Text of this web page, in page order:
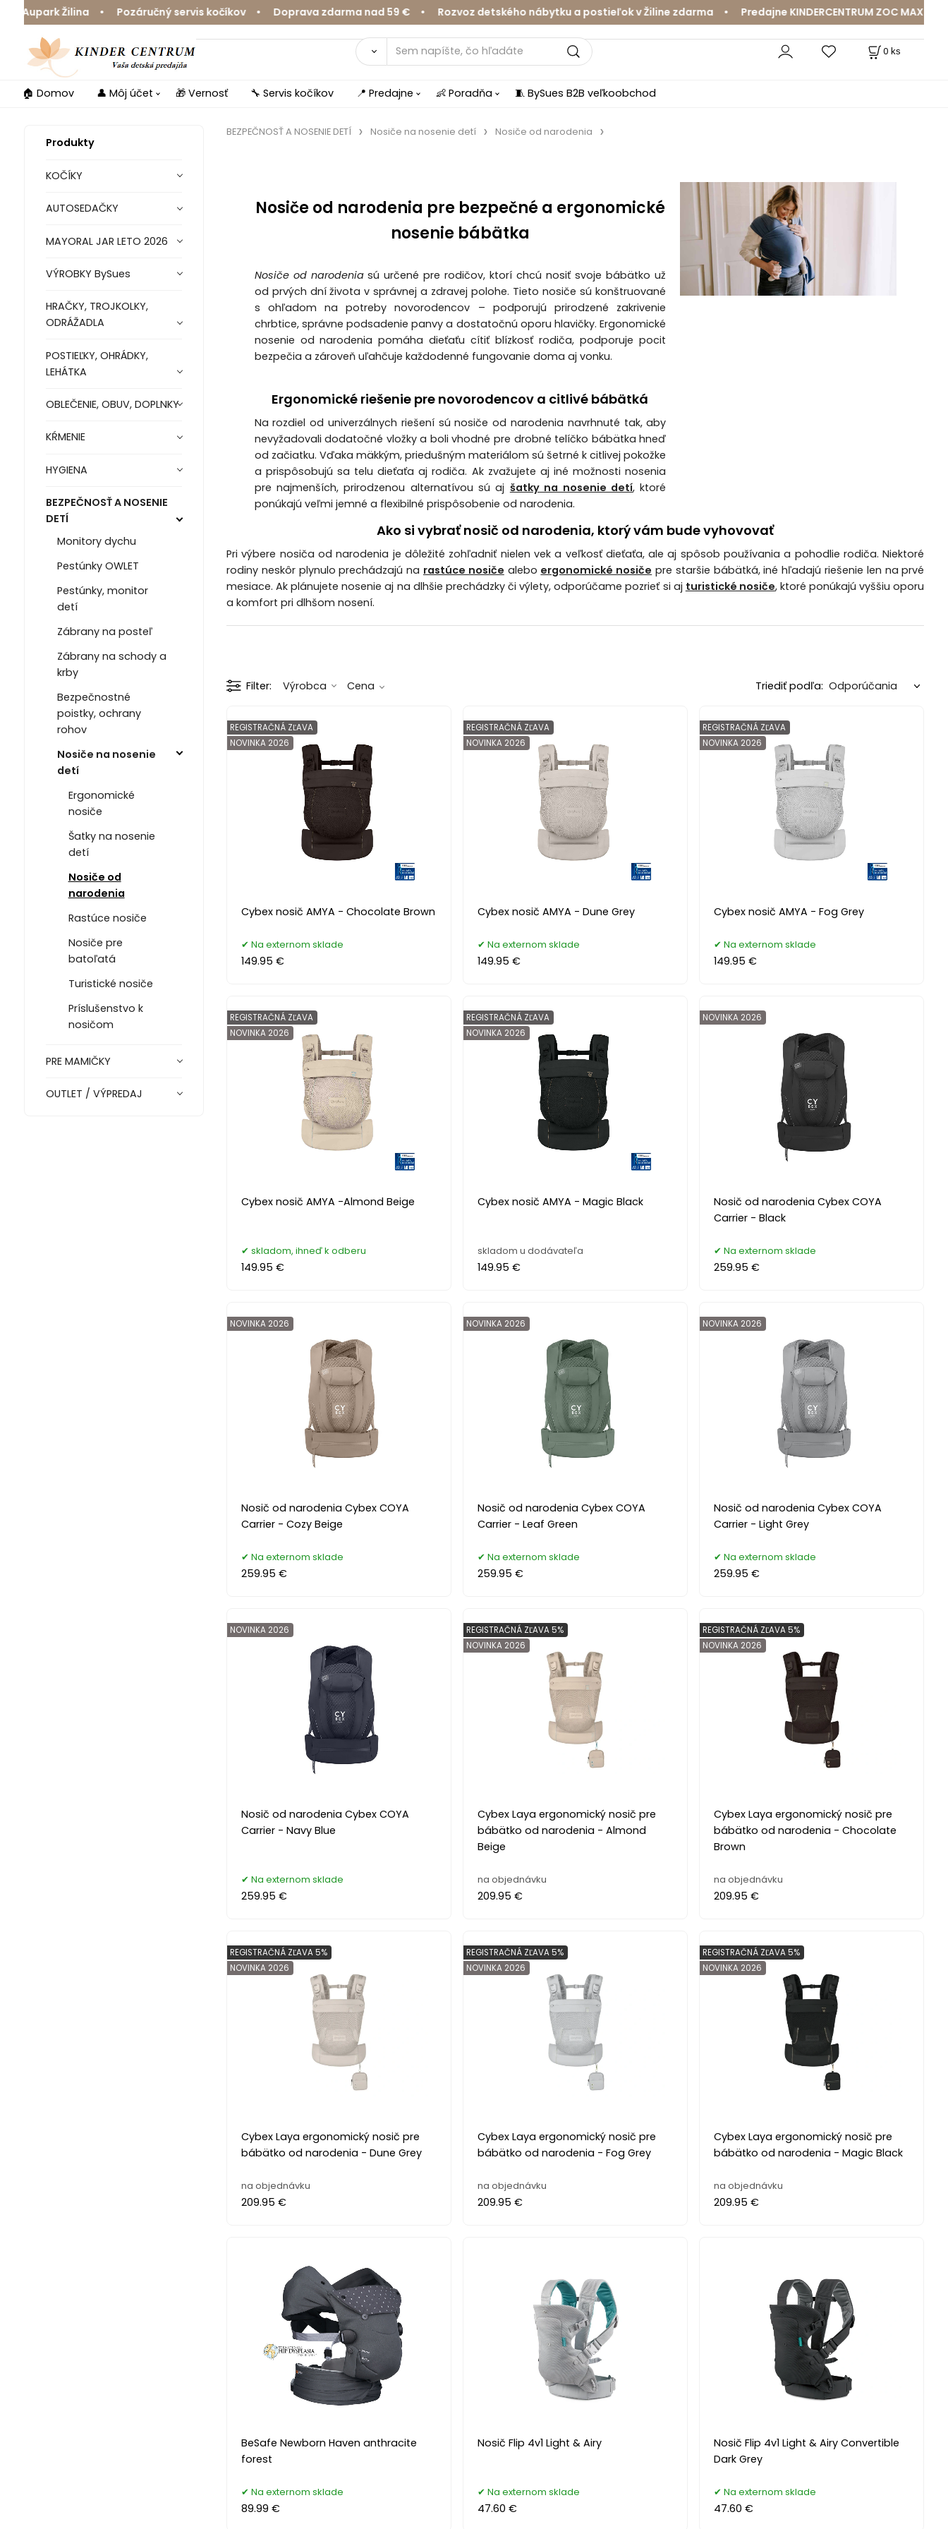
Žilina • Pozáručný servis kočíkov • Doprava zdarma nad 59 € • Rozvoz detského nábytku a postieľok v Žiline zdarma • Predajne KINDERCENTRUM ZOC MAX a
0 ks
🏠 Domov 👤 Môj účet 🎁 Vernosť 🔧 Servis kočíkov 📍 Predajne 👶 Poradňa 🧵 BySues B2B veľkoobchod
Produkty
KOČÍKY
AUTOSEDAČKY
MAYORAL JAR LETO 2026
VÝROBKY BySues
HRAČKY, TROJKOLKY,
ODRÁŽADLA
POSTIEĽKY, OHRÁDKY,
LEHÁTKA
OBLEČENIE, OBUV, DOPLNKY
KŔMENIE
HYGIENA
BEZPEČNOSŤ A NOSENIE
DETÍ
Monitory dychu
Pestúnky OWLET
Pestúnky, monitor
detí
Zábrany na posteľ
Zábrany na schody a
krby
Bezpečnostné
poistky, ochrany
rohov
Nosiče na nosenie
detí
Ergonomické
nosiče
Šatky na nosenie
detí
Nosiče od
narodenia
Rastúce nosiče
Nosiče pre
batoľatá
Turistické nosiče
Príslušenstvo k
nosičom
PRE MAMIČKY
OUTLET / VÝPREDAJ
BEZPEČNOSŤ A NOSENIE DETÍ Nosiče na nosenie detí Nosiče od narodenia
Nosiče od narodenia pre bezpečné a ergonomické
nosenie bábätka
Nosiče od narodeniasú určené pre rodičov, ktorí chcú nosiť svoje bábätko už
od prvých dní života v správnej a zdravej polohe. Tieto nosiče sú konštruované
s ohľadom na potreby novorodencov – podporujú prirodzené zakrivenie
chrbtice, správne podsadenie panvy a dostatočnú oporu hlavičky. Ergonomické
nosenie od narodenia pomáha dieťaťu cítiť blízkosť rodiča, podporuje pocit
bezpečia a zároveň uľahčuje každodenné fungovanie doma aj vonku.
Ergonomické riešenie pre novorodencov a citlivé bábätká
Na rozdiel od univerzálnych riešení sú nosiče od narodenia navrhnuté tak, aby
nevyžadovali dodatočné vložky a boli vhodné pre drobné telíčko bábätka hneď
od začiatku. Vďaka mäkkým, priedušným materiálom sú šetrné k citlivej pokožke
a prispôsobujú sa telu dieťaťa aj rodiča. Ak zvažujete aj iné možnosti nosenia
pre najmenších, prirodzenou alternatívou sú aj šatky na nosenie detí, ktoré
ponúkajú veľmi jemné a flexibilné prispôsobenie od narodenia.
Ako si vybrať nosič od narodenia, ktorý vám bude vyhovovať
Pri výbere nosiča od narodenia je dôležité zohľadniť nielen vek a veľkosť dieťaťa, ale aj spôsob používania a pohodlie rodiča. Niektoré
rodiny neskôr plynulo prechádzajú na rastúce nosiče alebo ergonomické nosiče pre staršie bábätká, iné hľadajú riešenie len na prvé
mesiace. Ak plánujete nosenie aj na dlhšie prechádzky či výlety, odporúčame pozrieť si aj turistické nosiče, ktoré ponúkajú vyššiu oporu
a komfort pri dlhšom nosení.
Filter Výrobca Cena Triediť podľa:
Cybex nosič AMYA - Chocolate Brown
REGISTRAČNÁ ZĽAVA
NOVINKA 2026
Na externom sklade
149.95 €
Cybex nosič AMYA - Dune Grey
REGISTRAČNÁ ZĽAVA
NOVINKA 2026
Na externom sklade
149.95 €
Cybex nosič AMYA - Fog Grey
REGISTRAČNÁ ZĽAVA
NOVINKA 2026
Na externom sklade
149.95 €
Cybex nosič AMYA -Almond Beige
REGISTRAČNÁ ZĽAVA
NOVINKA 2026
skladom, ihneď k odberu
149.95 €
Cybex nosič AMYA - Magic Black
REGISTRAČNÁ ZĽAVA
NOVINKA 2026
skladom u dodávateľa
149.95 €
Nosič od narodenia Cybex COYA
Carrier - Black
NOVINKA 2026
Na externom sklade
259.95 €
Nosič od narodenia Cybex COYA
Carrier - Cozy Beige
NOVINKA 2026
Na externom sklade
259.95 €
Nosič od narodenia Cybex COYA
Carrier - Leaf Green
NOVINKA 2026
Na externom sklade
259.95 €
Nosič od narodenia Cybex COYA
Carrier - Light Grey
NOVINKA 2026
Na externom sklade
259.95 €
Nosič od narodenia Cybex COYA
Carrier - Navy Blue
NOVINKA 2026
Na externom sklade
259.95 €
Cybex Laya ergonomický nosič pre
bábätko od narodenia - Almond
Beige
REGISTRAČNÁ ZĽAVA 5%
NOVINKA 2026
na objednávku
209.95 €
Cybex Laya ergonomický nosič pre
bábätko od narodenia - Chocolate
Brown
REGISTRAČNÁ ZĽAVA 5%
NOVINKA 2026
na objednávku
209.95 €
Cybex Laya ergonomický nosič pre
bábätko od narodenia - Dune Grey
REGISTRAČNÁ ZĽAVA 5%
NOVINKA 2026
na objednávku
209.95 €
Cybex Laya ergonomický nosič pre
bábätko od narodenia - Fog Grey
REGISTRAČNÁ ZĽAVA 5%
NOVINKA 2026
na objednávku
209.95 €
Cybex Laya ergonomický nosič pre
bábätko od narodenia - Magic Black
REGISTRAČNÁ ZĽAVA 5%
NOVINKA 2026
na objednávku
209.95 €
BeSafe Newborn Haven anthracite
forest
Na externom sklade
89.99 €
Nosič Flip 4v1 Light & Airy
Na externom sklade
47.60 €
Nosič Flip 4v1 Light & Airy Convertible
Dark Grey
Na externom sklade
47.60 €